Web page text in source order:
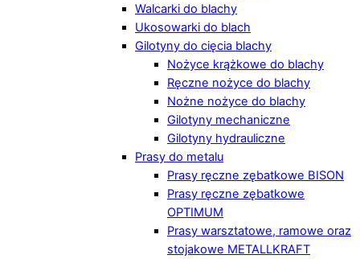
Walcarki do blachy
Ukosowarki do blach
Gilotyny do cięcia blachy
Nożyce krążkowe do blachy
Ręczne nożyce do blachy
Nożne nożyce do blachy
Gilotyny mechaniczne
Gilotyny hydrauliczne
Prasy do metalu
Prasy ręczne zębatkowe BISON
Prasy ręczne zębatkowe
OPTIMUM
Prasy warsztatowe, ramowe oraz
stojakowe METALLKRAFT